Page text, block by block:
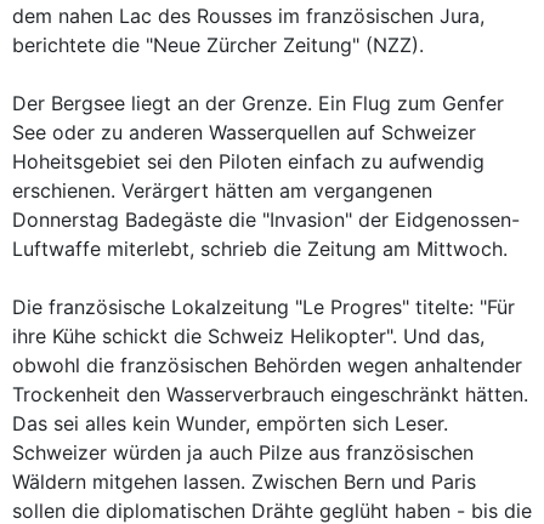
dem nahen Lac des Rousses im französischen Jura,
berichtete die "Neue Zürcher Zeitung" (NZZ).
Der Bergsee liegt an der Grenze. Ein Flug zum Genfer
See oder zu anderen Wasserquellen auf Schweizer
Hoheitsgebiet sei den Piloten einfach zu aufwendig
erschienen. Verärgert hätten am vergangenen
Donnerstag Badegäste die "Invasion" der Eidgenossen-
Luftwaffe miterlebt, schrieb die Zeitung am Mittwoch.
Die französische Lokalzeitung "Le Progres" titelte: "Für
ihre Kühe schickt die Schweiz Helikopter". Und das,
obwohl die französischen Behörden wegen anhaltender
Trockenheit den Wasserverbrauch eingeschränkt hätten.
Das sei alles kein Wunder, empörten sich Leser.
Schweizer würden ja auch Pilze aus französischen
Wäldern mitgehen lassen. Zwischen Bern und Paris
sollen die diplomatischen Drähte geglüht haben - bis die